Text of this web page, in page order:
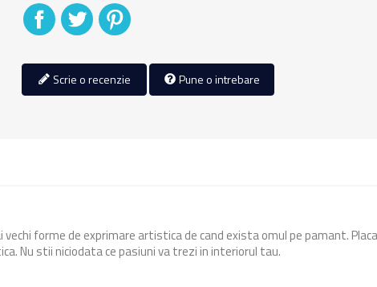
DistribuitiTweet
Scrie o recenzie Pune o intrebare
forme de exprimare artistica de cand exista omul pe pamant.
Nu stii niciodata ce pasiuni va trezi in interiorul tau.